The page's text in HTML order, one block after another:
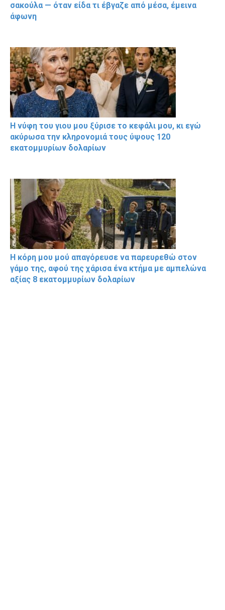
σακούλα — όταν είδα τι έβγαζε από μέσα, έμεινα
άφωνη
Η νύφη του γιου μου ξύρισε το κεφάλι μου, κι εγώ
ακύρωσα την κληρονομιά τους ύψους 120
εκατομμυρίων δολαρίων
Η κόρη μου μού απαγόρευσε να παρευρεθώ στον
γάμο της, αφού της χάρισα ένα κτήμα με αμπελώνα
αξίας 8 εκατομμυρίων δολαρίων